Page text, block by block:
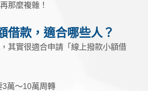
那麼複雜！
借款，適合哪些人？
其實很適合申請「線上撥款小額借
3萬～10萬周轉